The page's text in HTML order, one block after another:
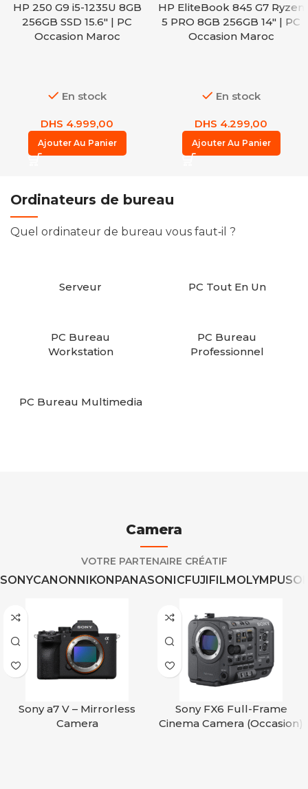
HP 250 G9 i5-1235U 8GB
256GB SSD 15.6″ | PC
Occasion Maroc
En stock
DHS 4.999,00
Ajouter Au Panier
HP EliteBook 845 G7 Ryzen
5 PRO 8GB 256GB 14″ | PC
Occasion Maroc
En stock
DHS 4.299,00
Ajouter Au Panier
Ordinateurs de bureau
Quel ordinateur de bureau vous faut‑il ?
Serveur PC Tout En Un
PC Bureau
Workstation
PC Bureau
Professionnel
PC Bureau Multimedia
Camera
VOTRE PARTENAIRE CRÉATIF
SONYCANONNIKONPANASONICFUJIFILMOLYMPUS
Sony a7 V – Mirrorless
Camera
Sony FX6 Full-Frame
Cinema Camera (Occasion)